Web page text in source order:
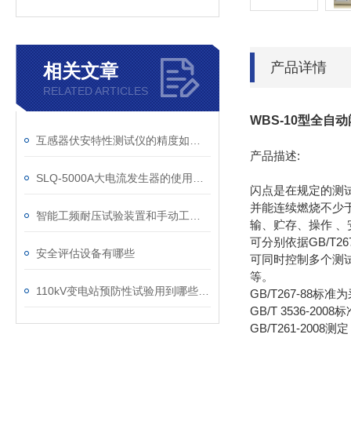
相关文章
RELATED ARTICLES
安全评估设备有哪些
产品详情
WBS-10型全自
产品描述:
闪点是在规定的测
并能连续燃烧不少
输、贮存、操作
可分别依据GB/
可同时控制多个测
等。
GB/T267-88标准
GB/T 3536-2008
GB/T261-2008测